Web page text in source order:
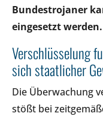
Bundestrojaner
eingesetzt werden.
Verschlüsselung
sich staatlicher
Die Überwachung
stößt bei